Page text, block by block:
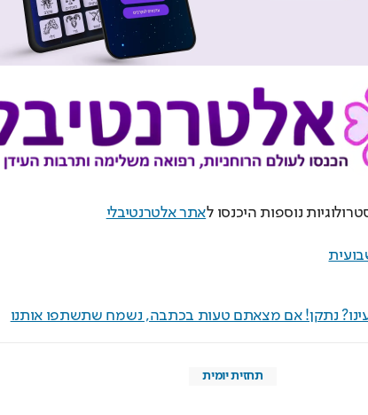
נוספות היכנסו לאתר אלטרנטיבלי
נתקן! אם מצאתם טעות בכתבה, נשמח שתשתפו אותנו
תחזית יומית